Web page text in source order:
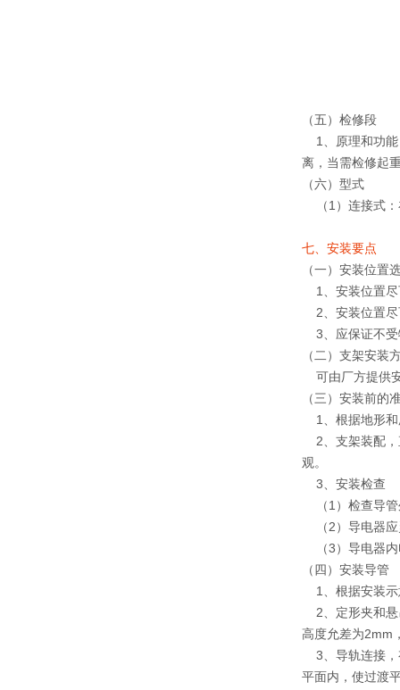
（五）检修段
1、原理和功能
离，当需检修起
（六）型式
（1）连接式：
七、安装要点
（一）安装位置
1、安装位置尽
2、安装位置尽
3、应保证不受
（二）支架安装
可由厂方提供
（三）安装前的
1、根据地形和
2、支架装配，
观。
3、安装检查
（1）检查导管
（2）导电器应
（3）导电器内
（四）安装导管
1、根据安装示
2、定形夹和悬
高度允差为2mm
3、导轨连接，
平面内，使过渡